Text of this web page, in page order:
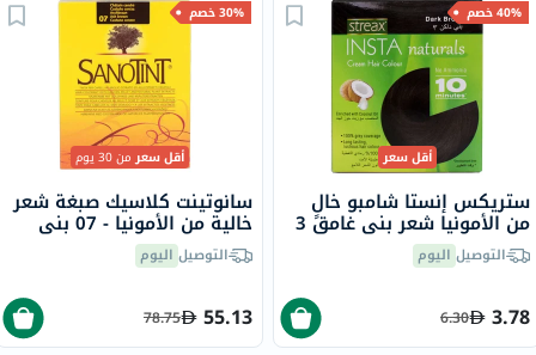
40% خصم
أقل سعر
ستريكس إنستا شامبو خالٍ
من الأمونيا شعر بني غامق 3
التوصيل اليوم
3.78
6.30
30% خصم
أقل سعرمن 30 يوم
سانوتينت كلاسيك صبغة شعر
خالية من الأمونيا - 07 بني
رمادي 125 مل
التوصيل اليوم
55.13
78.75